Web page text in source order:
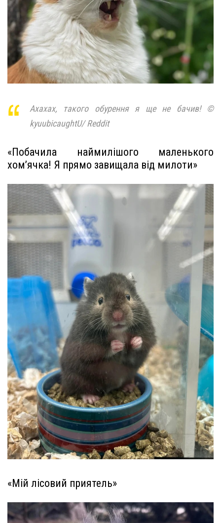
Ахахах, такого обурення я ще не бачив! ©
kyuubicaughtU/ Reddit
«Побачила наймилішого маленького
хом’ячка! Я прямо завищала від милоти»
«Мій лісовий приятель»